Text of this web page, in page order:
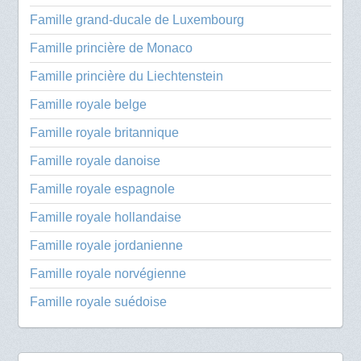
Famille grand-ducale de Luxembourg
Famille princière de Monaco
Famille princière du Liechtenstein
Famille royale belge
Famille royale britannique
Famille royale danoise
Famille royale espagnole
Famille royale hollandaise
Famille royale jordanienne
Famille royale norvégienne
Famille royale suédoise